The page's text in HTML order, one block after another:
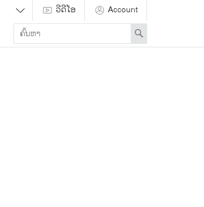
ວີດີໂອ
Account
Enter
search
term
Search